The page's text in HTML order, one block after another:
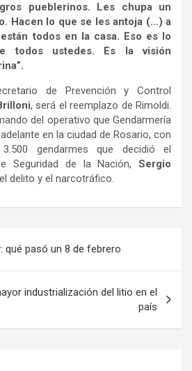
pueblerinos. Les chupa un
Hacen lo que se les antoja (…) a
todos en la casa. Eso es lo
todos ustedes. Es la visión
de Prevención y Control
, será el reemplazo de Rimoldi.
del operativo que Gendarmería
en la ciudad de Rosario, con
gendarmes que decidió el
Seguridad de la Nación, Sergio
delito y el narcotráfico.
qué pasó un 8 de febrero
industrialización del litio en el
país